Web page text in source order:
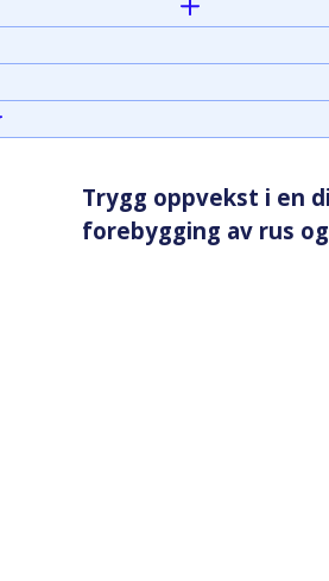
Trygg oppvekst i en
forebygging av rus